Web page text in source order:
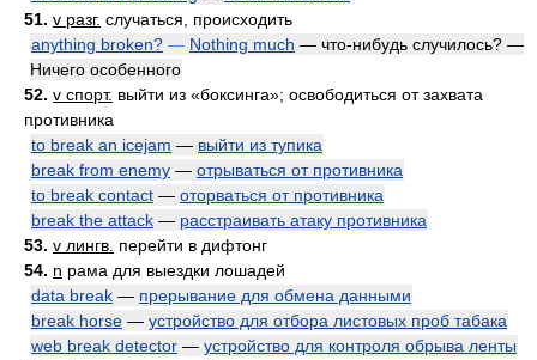
51. v разг. случаться, происходить
anything broken? — Nothing much — что-нибудь случилось? —
Ничего особенного
52. v спорт. выйти из «боксинга»; освободиться от захвата
противника
to break an icejam — выйти из тупика
break from enemy — отрываться от противника
to break contact — оторваться от противника
break the attack — расстраивать атаку противника
53. v лингв. перейти в дифтонг
54. n рама для выездки лошадей
data break — прерывание для обмена данными
break horse — устройство для отбора листовых проб табака
web break detector — устройство для контроля обрыва ленты